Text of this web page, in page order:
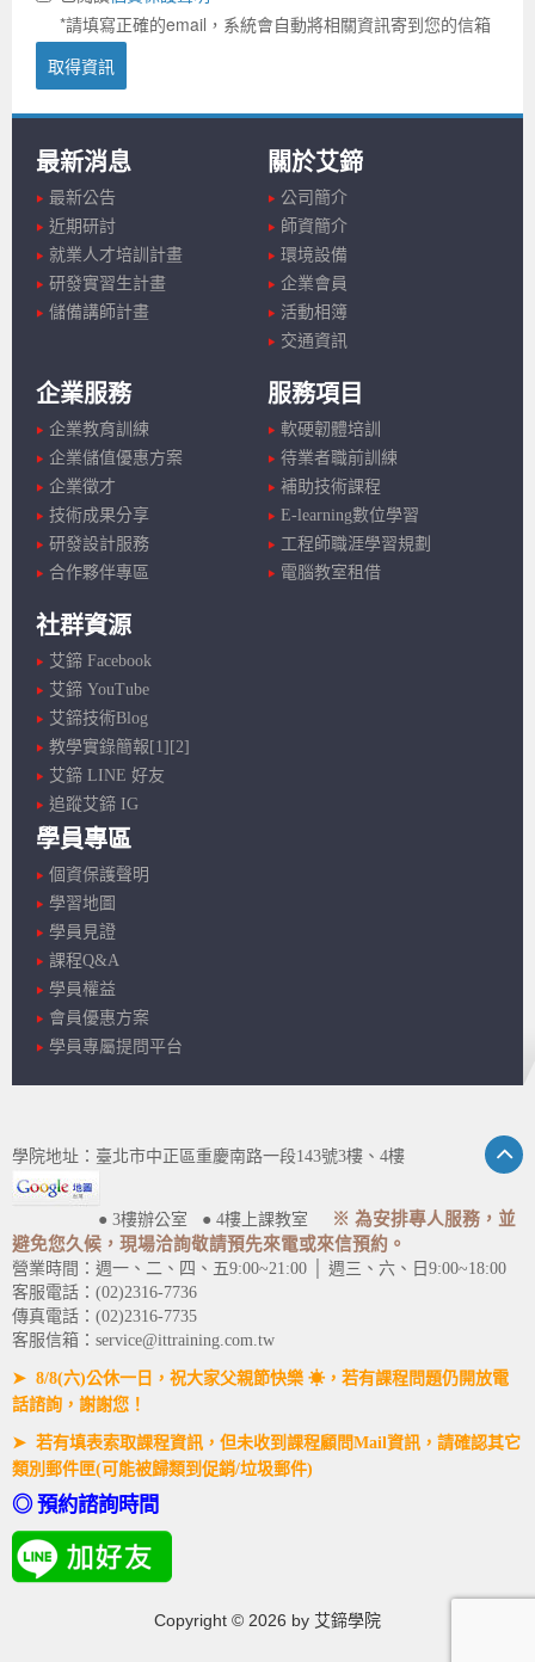
*請填寫正確的email，系統會自動將相關資訊寄到您的信箱
取得資訊
最新消息
最新公告
近期研討
就業人才培訓計畫
研發實習生計畫
儲備講師計畫
關於艾鍗
公司簡介
師資簡介
環境設備
企業會員
活動相簿
交通資訊
企業服務
企業教育訓練
企業儲值優惠方案
企業徵才
技術成果分享
研發設計服務
合作夥伴專區
服務項目
軟硬韌體培訓
待業者職前訓練
補助技術課程
E-learning數位學習
工程師職涯學習規劃
電腦教室租借
社群資源
艾鍗 Facebook
艾鍗 YouTube
艾鍗技術Blog
教學實錄簡報[1][2]
艾鍗 LINE 好友
追蹤艾鍗 IG
學員專區
個資保護聲明
學習地圖
學員見證
課程Q&A
學員權益
會員優惠方案
學員專屬提問平台
學院地址：臺北市中正區重慶南路一段143號3樓、4樓
● 3樓辦公室 ● 4樓上課教室
※ 為安排專人服務，並
避免您久候，現場洽詢敬請預先來電或來信預約。
營業時間：週一、二、四、五9:00~21:00 │ 週三、六、日9:00~18:00
客服電話：(02)2316-7736
傳真電話：(02)2316-7735
客服信箱：service@ittraining.com.tw
➤ 8/8(六)公休一日，祝大家父親節快樂 ☀，若有課程問題仍開放電
話諮詢，謝謝您！
➤ 若有填表索取課程資訊，但未收到課程顧問Mail資訊，請確認其它
類別郵件匣(可能被歸類到促銷/垃圾郵件)
◎ 預約諮詢時間
Copyright © 2026 by 艾鍗學院